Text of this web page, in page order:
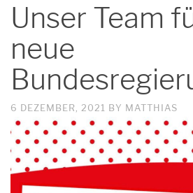
Unser Team
neue
6 DEZEMBER, 2021 BY MATTHIAS